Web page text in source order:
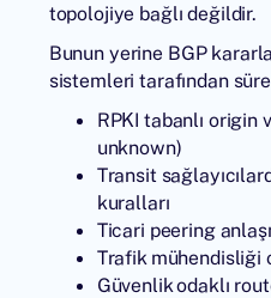
topolojiye bağlı değildir.
Bunun yerine BGP
sistemleri tarafından
RPKI tabanlı
unknown)
Transit
kuralları
Ticari peering
Trafik mühendisliği
Güvenlik odaklı